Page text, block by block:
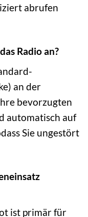
abrufen
Radio an?
an der
bevorzugten
automatisch auf
Sie ungestört
ist primär für